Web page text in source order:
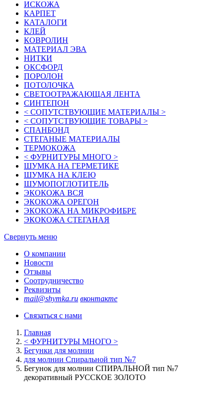
ИСКОЖА
КАРПЕТ
КАТАЛОГИ
КЛЕЙ
КОВРОЛИН
МАТЕРИАЛ ЭВА
НИТКИ
ОКСФОРД
ПОРОЛОН
ПОТОЛОЧКА
СВЕТООТРАЖАЮЩАЯ ЛЕНТА
СИНТЕПОН
< СОПУТСТВУЮЩИЕ МАТЕРИАЛЫ >
< СОПУТСТВУЮЩИЕ ТОВАРЫ >
СПАНБОНД
СТЕГАНЫЕ МАТЕРИАЛЫ
ТЕРМОКОЖА
< ФУРНИТУРЫ МНОГО >
ШУМКА НА ГЕРМЕТИКЕ
ШУМКА НА КЛЕЮ
ШУМОПОГЛОТИТЕЛЬ
ЭКОКОЖА ВСЯ
ЭКОКОЖА ОРЕГОН
ЭКОКОЖА НА МИКРОФИБРЕ
ЭКОКОЖА СТЕГАНАЯ
Свернуть меню
О компании
Новости
Отзывы
Соотрудничество
Реквизиты
mail@shymka.ru вконтакте
Связаться с нами
Главная
< ФУРНИТУРЫ МНОГО >
Бегунки для молнии
для молнии Спиральной тип №7
Бегунок для молнии СПИРАЛЬНОЙ тип №7
декоративный РУССКОЕ ЗОЛОТО